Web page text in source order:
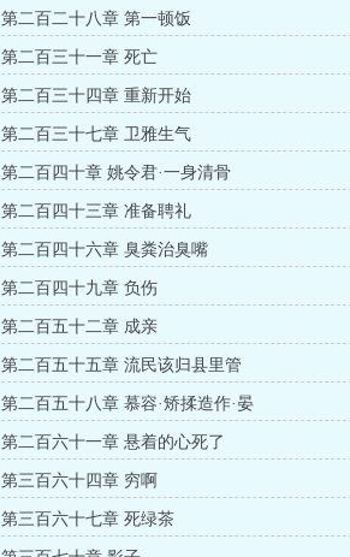
第二百二十八章 第一顿饭
第二百三十一章 死亡
第二百三十四章 重新开始
第二百三十七章 卫雅生气
第二百四十章 姚令君·一身清骨
第二百四十三章 准备聘礼
第二百四十六章 臭粪治臭嘴
第二百四十九章 负伤
第二百五十二章 成亲
第二百五十五章 流民该归县里管
第二百五十八章 慕容·矫揉造作·晏
第二百六十一章 悬着的心死了
第三百六十四章 穷啊
第三百六十七章 死绿茶